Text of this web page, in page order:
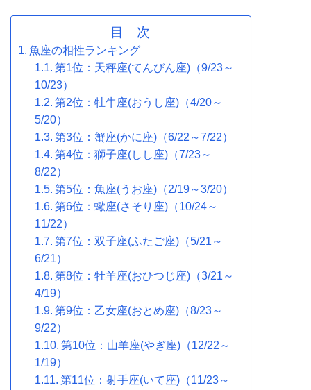
目 次
魚座の相性ランキング
第1位：天秤座(てんびん座)（9/23～
10/23）
第2位：牡牛座(おうし座)（4/20～
5/20）
第3位：蟹座(かに座)（6/22～7/22）
第4位：獅子座(しし座)（7/23～
8/22）
第5位：魚座(うお座)（2/19～3/20）
第6位：蠍座(さそり座)（10/24～
11/22）
第7位：双子座(ふたご座)（5/21～
6/21）
第8位：牡羊座(おひつじ座)（3/21～
4/19）
第9位：乙女座(おとめ座)（8/23～
9/22）
第10位：山羊座(やぎ座)（12/22～
1/19）
第11位：射手座(いて座)（11/23～